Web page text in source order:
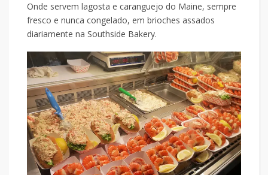
Onde servem lagosta e caranguejo do Maine, sempre
fresco e nunca congelado, em brioches assados ​​
diariamente na Southside Bakery.